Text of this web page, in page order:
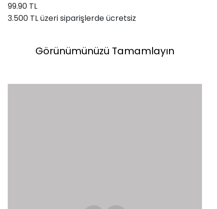
99.90 TL
3.500 TL üzeri siparişlerde ücretsiz
Görünümünüzü Tamamlayın